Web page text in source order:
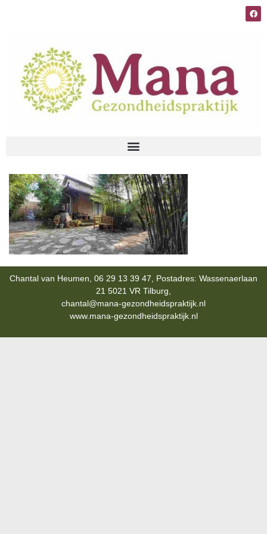
Chantal van Heumen, 06 29 13 39 47, Postadres: Wassenaerlaan
21 5021 VR Tilburg,
chantal@mana-gezondheidspraktijk.nl
www.mana-gezondheidspraktijk.nl